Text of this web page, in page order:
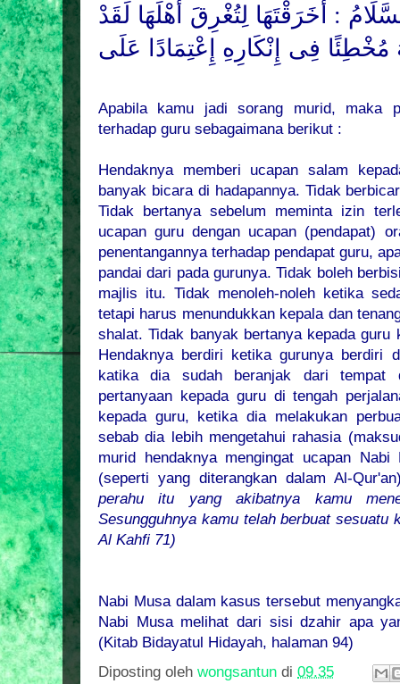
:
أَخَرَقْتَهَا لِتُغْرِقَ أَهْلَهَا لَقَدْ
فِى إِنْكَارِهِ إِعْتِمَادًا عَلَى
Apabila kamu jadi sorang murid, maka
terhadap guru sebagaimana berikut :
Hendaknya memberi ucapan salam
banyak bicara di hadapannya. Tidak
Tidak bertanya sebelum meminta izin
ucapan guru dengan ucapan (pendapat)
penentangannya terhadap pendapat guru,
pandai dari pada gurunya. Tidak boleh
majlis itu. Tidak menoleh-noleh ketika
tetapi harus menundukkan kepala dan
shalat. Tidak banyak bertanya kepada
Hendaknya berdiri ketika gurunya berdiri
katika dia sudah beranjak dari tempat
pertanyaan kepada guru di tengah
kepada guru, ketika dia melakukan
sebab dia lebih mengetahui rahasia
murid hendaknya mengingat ucapan
(seperti yang diterangkan dalam Al-
perahu itu yang akibatnya kamu
Sesungguhnya kamu telah berbuat sesuatu
Al Kahfi 71)
Nabi Musa dalam kasus tersebut
Nabi Musa melihat dari sisi dzahir apa
(Kitab Bidayatul Hidayah, halaman 94)
Diposting oleh wongsantun di 09.35